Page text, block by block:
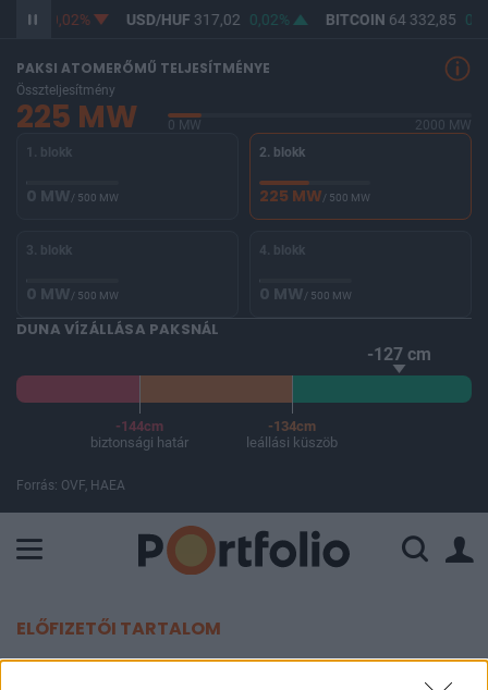
-0,02% USD/HUF 317,02 0,02% BITCOIN 64 332,85
PAKSI ATOMERŐMŰ TELJESÍTMÉNYE
Összteljesítmény
225 MW 0 MW
2000 MW
1. blokk
0 MW/ 500 MW
2. blokk
225 MW/ 500 MW
3. blokk
0 MW/ 500 MW
4. blokk
0 MW/ 500 MW
DUNA VÍZÁLLÁSA PAKSNÁL
-127 cm
-144cm
biztonsági határ
-134cm
leállási küszöb
Forrás: OVF, HAEA
ELŐFIZETŐI TARTALOM